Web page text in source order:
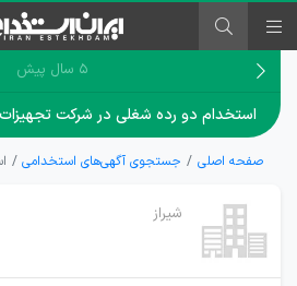
۵ سال پیش
استخدام دو رده شغلی در شرکت
صفحه اصلی جستجوی آگهی‌های استخدامی
شیراز